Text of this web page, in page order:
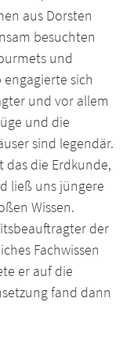
aus Dorsten
besuchten
und
sich
und vor allem
und die
sind legendär.
das die Erdkunde,
ließ uns jüngere
Wissen.
der
Fachwissen
er auf die
fand dann